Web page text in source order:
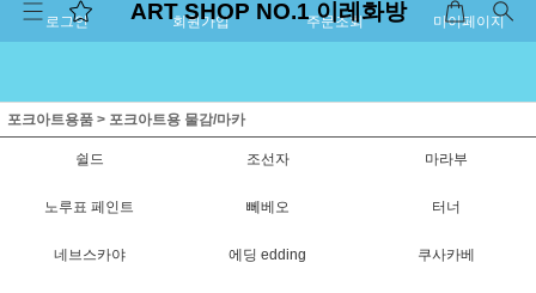
로그인 회원가입 주문조회 마이페이지
ART SHOP NO.1 이레화방
포크아트용품 > 포크아트용 물감/마카
쉴드 조선자 마라부
노루표 페인트 뻬베오 터너
네브스카야 에딩 edding 쿠사카베